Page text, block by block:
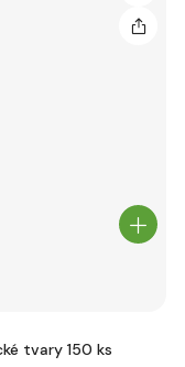
tvary 150 ks